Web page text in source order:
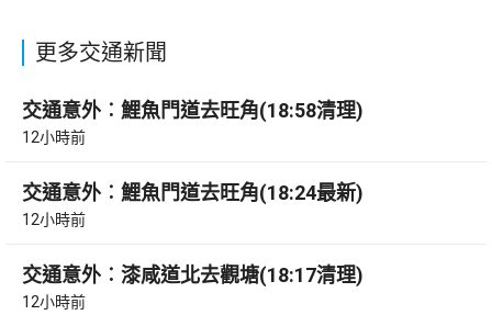
更多交通新聞
交通意外︰鯉魚門道去旺角(18:58清理)
12小時前
交通意外︰鯉魚門道去旺角(18:24最新)
12小時前
交通意外︰漆咸道北去觀塘(18:17清理)
12小時前